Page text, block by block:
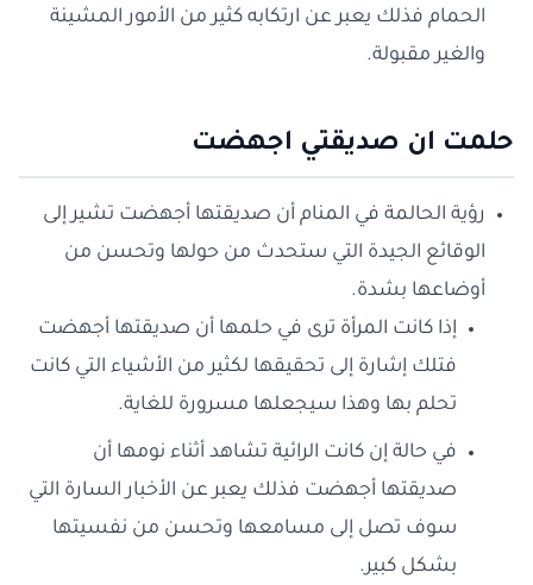
الحمام فذلك يعبر عن ارتكابه كثير من الأمور المشينة
والغير مقبولة.
حلمت ان صديقتي اجهضت
رؤية الحالمة في المنام أن صديقتها أجهضت تشير إلى
الوقائع الجيدة التي ستحدث من حولها وتحسن من
أوضاعها بشدة.
إذا كانت المرأة ترى في حلمها أن صديقتها أجهضت
فتلك إشارة إلى تحقيقها لكثير من الأشياء التي كانت
تحلم بها وهذا سيجعلها مسرورة للغاية.
في حالة إن كانت الرائية تشاهد أثناء نومها أن
صديقتها أجهضت فذلك يعبر عن الأخبار السارة التي
سوف تصل إلى مسامعها وتحسن من نفسيتها
بشكل كبير.